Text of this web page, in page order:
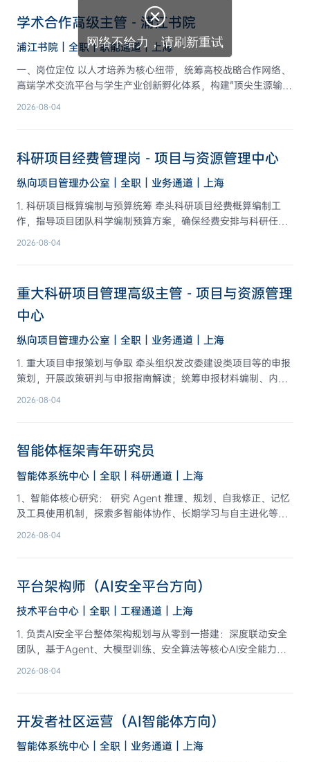
学术合作高级主管 - 浦江书院
浦江书院｜全职｜职能通道｜上海
一、岗位定位 以人才培养为核心纽带，统筹高校战略合作网络、
高端学术交流平台与学生产业创新孵化体系，构建"顶尖生源输入
—科研协同育人—产业资源反哺"的闭环生态，为实验室打造具有
联合培养 - 主导设计并落地高校联合培养特色班级方案，建立从
互访、校友跟踪等长效合作机制； - 拓展并维护与国内外顶尖高
校、科研院所的战略合作关系，持续为书院输送优质生源与科研
合作资源。 2. 学术交流活动 - 策划并执行浦江书院标志性学术活
动（高校特色交流Day、访问学者计划等），建立具有行业影响
力的学术交流品牌； - 筹建并运营浦江书院学术委员会，提升书
院学术话语权； - 统筹实验室重大活动中的学术板块，确保活动
大厂、头部创业公司的人才培养合作机制，推动产业导师聘任、
联合实验室共建等深度合作； - 识别并孵化学生创业项目，链接
实验室创投资源，构建"学术—产业—资本"转化通道。
2026-08-04
科研项目经费管理岗 - 项目与资源管理中心
纵向项目管理办公室｜全职｜业务通道｜上海
1. 科研项目概算编制与预算统筹 牵头科研项目经费概算编制工
作，指导项目团队科学编制预算方案，确保经费安排与科研任务
目标匹配，从源头把控经费合理性。依据目标相关性、政策相符
费执行监控与分析预警 构建科研项目经费执行跟踪体系，定期编
情况进行实时监测与预警。针对超支滞后、异常支出等风险点及
时提出纠偏建议，确保经费支出与任务节点同步推进。 3. 预算变
预算追加/调减等事项的合规性审查与报批流程管理。对重大变更
事项组织专项论证，确保变更依据充分、程序合规、记录完整，
防范随意变更导致的经费使用风险。 4. 跨部门协同与信息化建设
对接财务部门、人力资源部门等，协同推进项目请款、经费到账
确认、项目资金管理、项目资金与实验室资源协同管理等。推动
科研经费管理与财务核算系统的数据互通，实现预算映射、科目
决算管理 配合审计、巡视及专项检查工作，牵头组织科研项目财
档，对审计发现的问题组织整改闭环，完善经费使用内控机制，
筑牢科研经费合规防线。 6. 制度建设与政策培训 参与起草、修
订科研项目经费管理规章制度及标准化操作流程，推动经费管理
经费政策解读与合规使用培训，提升全员财经纪律意识与经费管
理能力。
2026-08-04
重大科研项目管理高级主管 - 项目与资源管理
中心
纵向项目管理办公室｜全职｜业务通道｜上海
1. 重大项目申报策划与争取 牵头组织发改委建设类项目等的申报
策划，开展政策研判与申报指南解读；统筹申报材料编制、内部
论证与报送工作，确保申报方案科学可行、竞争优势突出，提升
支撑国家科技重大专项战略研究及规划布局。 2. 建设类项目全生
申报、年度/节点计划制定、过程检查、经费执行监控、结题验收
及成果归档；建立项目里程碑管理机制，实施“里程碑”考核和全
生命周期跟踪管理，跟踪关键节点进展，及时发现并协调解决实
施中的堵点难点，保障项目按期高质量完成。 3. 主管部门对接与
政策跟踪 负责与国家发改委、科技部等上级主管部门及相关机构
的日常对接，建立常态化沟通和信息报送渠道；密切跟踪政策动
研项目等相关专报编制及上报。 4. 跨部门协同与资源协调 协助
推进跨部门、跨单位协作攻关，做好任务分解、进度协调与资源
配置的具体衔接；协同项目经费、人力、设备等资源的合理调
配，协调项目团队与财务、审计、采购等部门的联动。 5. 项目信
过程档案管理；建立项目重大事项报告机制，对进度滞后、经费
异常、风险事件等及时预警并协助做好应急处置，保障项目运行
平稳有序。 6. 制度建设与体系完善 协助开展纵向科研项目管理
理制度程序和项目分级管理方案。 7. 综合事务与专项推进 承担
部门重点专项工作的具体推进，包括保密管理、科研管理信息化
建设、会议组织、调研接待、报告撰写等综合事务；完成部门交
2026-08-04
智能体框架青年研究员
智能体系统中心｜全职｜科研通道｜上海
1、智能体核心研究： 研究 Agent 推理、规划、自我修正、记忆
及工具使用机制，探索多智能体协作、长期学习与自主进化等前
沿方向。 2、Harness 系统建设： 设计并实现智能体 Harness
环境交互等能力。 3、研究与工程转化： 跟踪、复现并改进前沿
复用的技能、策略和工程组件。 4、数据与评测闭环： 建设智能
体执行环境、训练数据闭环及评测平台，持续分析系统表现，提
索： 结合人工智能、认知科学及具体科研场景，参与 AI for
Science 智能发现系统的研究、开发与应用落地。
2026-08-04
平台架构师（AI安全平台方向）
技术平台中心｜全职｜工程通道｜上海
1. 负责AI安全平台整体架构规划与从零到一搭建：深度联动安全
团队，基于Agent、大模型训练、安全算法等核心AI安全能力，
统筹设计AI安全平台整体技术架构、分层体系与技术规范，支撑
调度、Agent任务编排、安全算法服务化、AI风险计算等核心场
务平台融合的技术难点，实现安全算法能力的标准化、规模化落
地。 3. 制定平台技术规范与演进路线：统一前后端研发规范、接
2026-08-04
开发者社区运营（AI智能体方向）
智能体系统中心｜全职｜业务通道｜上海